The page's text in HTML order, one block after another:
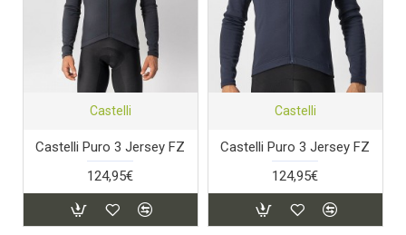
Castelli
Castelli Puro 3 Jersey FZ
124,95€
Castelli
Castelli Puro 3 Jersey FZ
124,95€